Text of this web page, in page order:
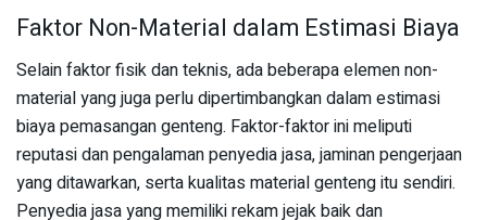
Faktor Non-Material dalam Estimasi Biaya
Selain faktor fisik dan teknis, ada beberapa elemen non-
material yang juga perlu dipertimbangkan dalam estimasi
biaya pemasangan genteng. Faktor-faktor ini meliputi
reputasi dan pengalaman penyedia jasa, jaminan pengerjaan
yang ditawarkan, serta kualitas material genteng itu sendiri.
Penyedia jasa yang memiliki rekam jejak baik dan